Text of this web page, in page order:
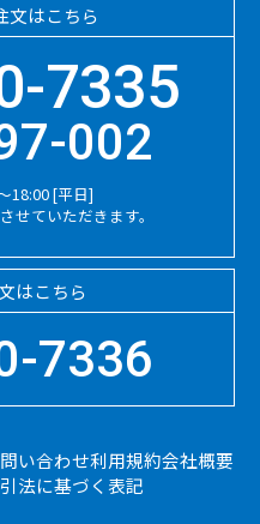
文はこちら
7335
002
18:00 [平日]
ていただきます。
はこちら
7336
い合わせ利用規約会社概要
法に基づく表記